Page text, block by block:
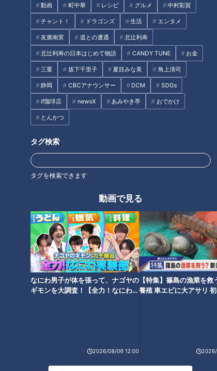
動画 町中華 レシピ グルメ 中村彩賀
チャント！ ドラゴンズ 生活 エンタメ
友廣南実 道との遭遇 北辻利寿
北辻利寿の日本はじめて物語 CANDY TUNE お金
三重 坂下千里子 夏目みな美 角上清司
静岡 CBCアナウンサー DCM SDGs
if珈琲店 newsX あみやき亭 おでかけ
とんかつ
タグ検索
タグを検索できます
動画で見る
なにわ男子が体を張って、ナゴヤの
ギモンを大調査！【全力！なにわ実
2026/08/06 12:00
【特集】篠島の漁業を救
養殖 車エビに大アサリ
健康 坂下千里子 石丸幹二
オススメ関連コンテンツ
危険な咳の見分け方
名医がコレステロールを下げる
方法を伝授
世界一楽なスクワット！？ダイ
エットのスペシャリストに学ぶ
「無理なくやせる方法」